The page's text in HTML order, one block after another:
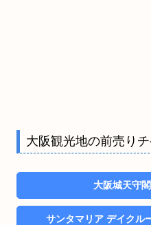
大阪観光地の前売りチ
大阪城天守
サンタマリア デイクル